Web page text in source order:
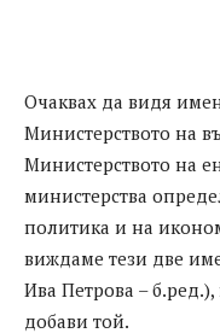
Очаквах да видя
Министерството на
Министерството на
министерства
политика и на
виждаме тези две
Ива Петрова –
добави той.